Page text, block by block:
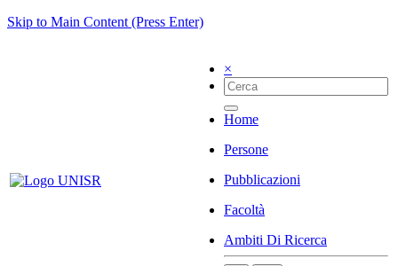
Skip to Main Content (Press Enter)
×
Home
Persone
Pubblicazioni
Facoltà
Ambiti Di Ricerca